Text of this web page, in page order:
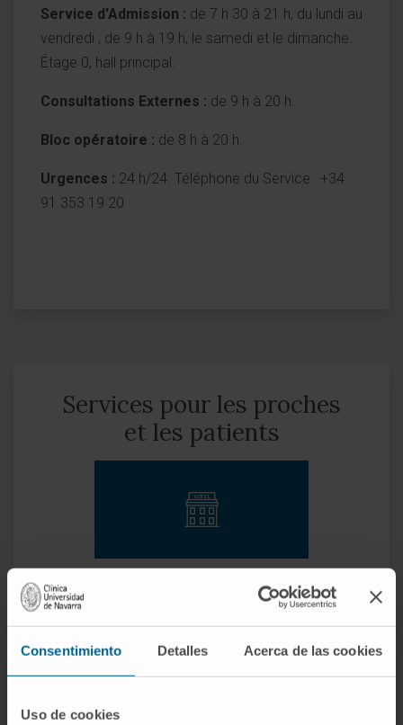
Consentimiento Detalles Acerca de las cookies
Uso de cookies
Service d'Admission : de 7 h 30 à 21 h, du lundi au
vendredi ; de 9 h à 19 h, le samedi et le dimanche.
Étage 0, hall principal.
Consultations Externes : de 9 h à 20 h.
Bloc opératoire : de 8 h à 20 h.
Urgences : 24 h/24. Téléphone du Service : +34
91 353 19 20
Services pour les proches
et les patients
Parking
La Clinique dispose d'un parking payant pour